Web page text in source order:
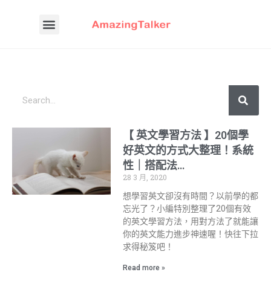
【 英文學習方法 】20個學
好英文的方式大整理！系統
性｜搭配法…
28 3 月, 2020
想學習英文卻沒有時間？以前學的都
忘光了？小編特別整理了20個有效
的英文學習方法，用對方法了就能讓
你的英文能力進步神速喔！快往下拉
求得秘笈吧！
Read more »